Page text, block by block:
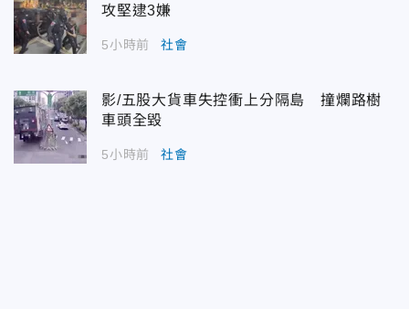
攻堅逮3嫌
5小時前 社會
影/五股大貨車失控衝上分隔島 撞爛路樹
車頭全毀
5小時前 社會